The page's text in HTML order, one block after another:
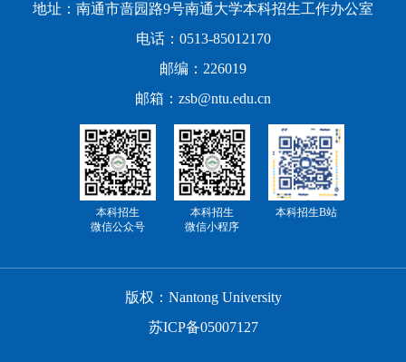
地址：南通市啬园路9号南通大学本科招生工作办公室
电话：0513-85012170
邮编：226019
邮箱：zsb@ntu.edu.cn
本科招生
微信公众号
本科招生
微信小程序
本科招生B站
版权：Nantong University
苏ICP备05007127